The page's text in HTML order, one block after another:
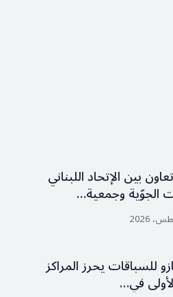
بين الإتحاد اللبناني
الجوّية وجمعية…
للسباقات يحرز المراكز
في…